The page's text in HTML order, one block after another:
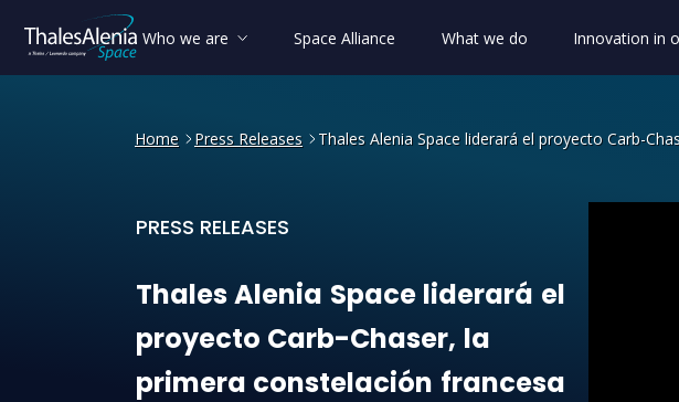
Who we are Space Alliance What we do Innovation in
Home Press Releases Thales Alenia Space liderará el proyecto Carb-
PRESS RELEASES
Thales Alenia Space liderará el
ThalesAlenia Space liderará el
proyecto Carb-Chaser, la
primera constelación francesa